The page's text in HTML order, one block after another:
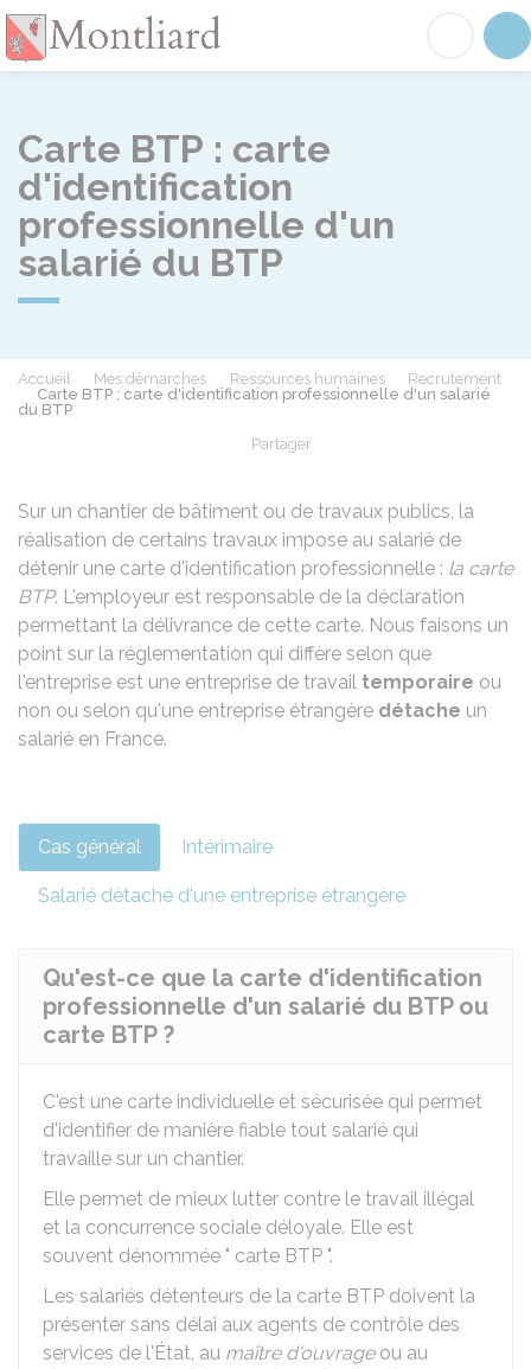
Carte BTP : carte
d'identification
professionnelle d'un
salarié du BTP
Accueil Mes démarches Ressources humaines
Recrutement
Carte BTP : carte d'identification professionnelle d'un salarié
du BTP
Partager
Sur un chantier de bâtiment ou de travaux publics, la
réalisation de certains travaux impose au salarié de
détenir une carte d'identification professionnelle : la carte
BTP. L'employeur est responsable de la déclaration
permettant la délivrance de cette carte. Nous faisons un
point sur la réglementation qui diffère selon que
l'entreprise est une entreprise de travail temporaire ou
non ou selon qu'une entreprise étrangère détache un
salarié en France.
Cas général Intérimaire
Salarié détaché d'une entreprise étrangère
Qu'est-ce que la carte d'identification
professionnelle d'un salarié du BTP ou
carte BTP ?
C'est une carte individuelle et sécurisée qui permet
d'identifier de manière fiable tout salarié qui
travaille sur un chantier.
Elle permet de mieux lutter contre le travail illégal
et la concurrence sociale déloyale. Elle est
souvent dénommée " carte BTP ".
Les salariés détenteurs de la carte BTP doivent la
présenter sans délai aux agents de contrôle des
services de l'État, au maître d'ouvrageou au